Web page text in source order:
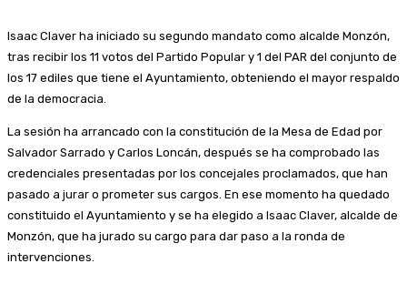
Isaac Claver ha iniciado su segundo mandato como alcalde Monzón,
tras recibir los 11 votos del Partido Popular y 1 del PAR del conjunto de
los 17 ediles que tiene el Ayuntamiento, obteniendo el mayor respaldo
de la democracia.
La sesión ha arrancado con la constitución de la Mesa de Edad por
Salvador Sarrado y Carlos Loncán, después se ha comprobado las
credenciales presentadas por los concejales proclamados, que han
pasado a jurar o prometer sus cargos. En ese momento ha quedado
constituido el Ayuntamiento y se ha elegido a Isaac Claver, alcalde de
Monzón, que ha jurado su cargo para dar paso a la ronda de
intervenciones.